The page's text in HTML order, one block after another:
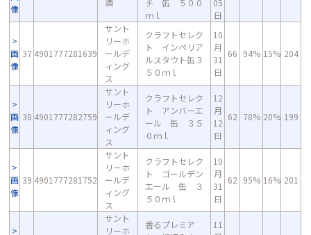
像
酒
チ 缶 ５００
ｍｌ
05
日
画
像
37 4901777281639
サント
リーホ
ールデ
ィング
ス
クラフトセレク
ト インペリア
ルスタウト缶３
５０ｍｌ
10
月
31
日
66 94% 15% 204
画
像
38 4901777282759
サント
リーホ
ールデ
ィング
ス
クラフトセレク
ト アンバーエ
ール 缶 ３５
０ｍｌ
12
月
12
日
62 78% 20% 199
画
像
39 4901777281752
サント
リーホ
ールデ
ィング
ス
クラフトセレク
ト ゴールデン
エール 缶 ３
５０ｍｌ
10
月
31
日
62 95% 16% 201
サント
リーホ
香るプレミア
11